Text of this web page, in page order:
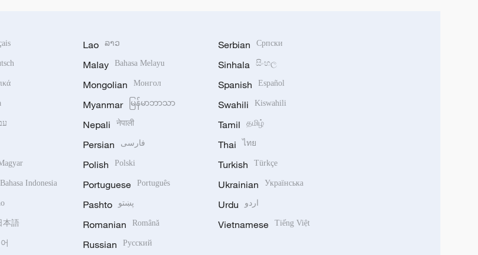
Bahasa Indonesia
本語
Lao ລາວ
Malay Bahasa Melayu
Mongolian Монгол
Myanmar မြန်မာဘာသာ
Nepali नेपाली
Persian فارسی
Polish Polski
Portuguese Português
Pashto پښتو
Romanian Română
Russian Русский
Serbian Српски
Sinhala සිංහල
Spanish Español
Swahili Kiswahili
Tamil தமிழ்
Thai ไทย
Turkish Türkçe
Ukrainian Українська
Urdu اردو
Vietnamese Tiếng Việt